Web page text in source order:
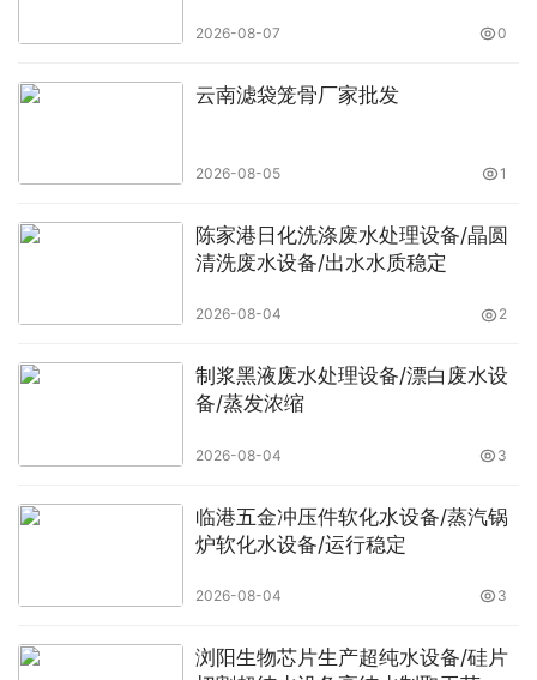
2026-08-07 0
云南滤袋笼骨厂家批发
2026-08-05 1
陈家港日化洗涤废水处理设备/晶圆
清洗废水设备/出水水质稳定
2026-08-04 2
制浆黑液废水处理设备/漂白废水设
备/蒸发浓缩
2026-08-04 3
临港五金冲压件软化水设备/蒸汽锅
炉软化水设备/运行稳定
2026-08-04 3
浏阳生物芯片生产超纯水设备/硅片